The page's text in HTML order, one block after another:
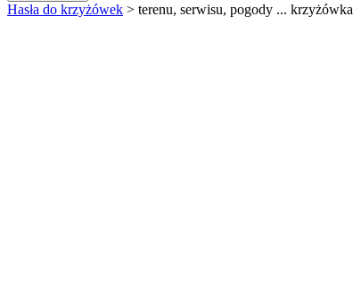
Hasła do krzyżówek > terenu, serwisu, pogody ... krzyżówka